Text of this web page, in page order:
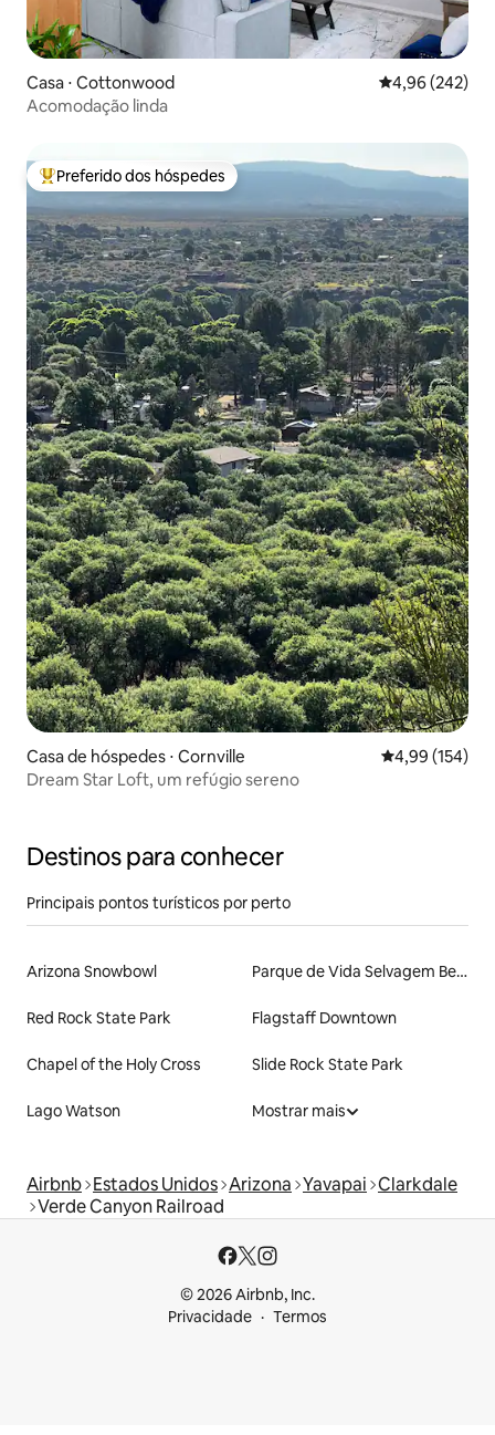
Casa ⋅ Cottonwood 4,96 de uma
4,96 (242)
Acomodação linda
Entre os melhores preferidos dos hóspedes
Preferido dos hóspedes
Casa de hóspedes ⋅ Cornville 4,99 de uma
4,99 (154)
Dream Star Loft, um refúgio sereno
Destinos para conhecer
Principais pontos turísticos por perto
Arizona Snowbowl Parque de Vida Selvagem Bearizona
Red Rock State Park Flagstaff Downtown
Chapel of the Holy Cross Slide Rock State Park
Lago Watson Mostrar mais
Airbnb Estados Unidos Arizona Yavapai Clarkdale
Verde Canyon Railroad
© 2026 Airbnb, Inc.
Privacidade
Termos